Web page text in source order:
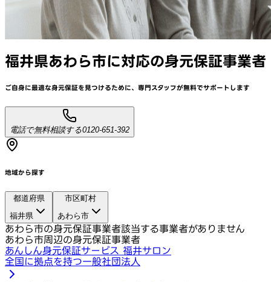
福井県あわら市に対応の身元保証事業者
ご自身に最適な身元保証を見つけるために、 専門スタッフが無料でサポートします
電話で無料相談する0120-651-392
地域から探す
都道府県
福井県
市区町村
あわら市
あわら市の身元保証事業者該当する事業者がありません
あわら市周辺の身元保証事業者
あんしん身元保証サービス 福井サロン
全国に拠点を持つ一般社団法人